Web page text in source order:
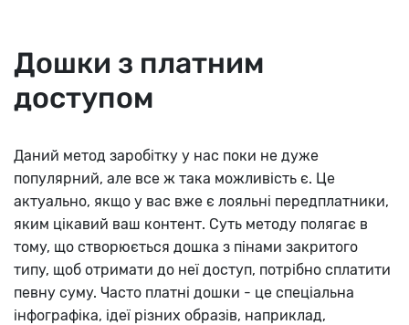
Дошки з платним
доступом
Даний метод заробітку у нас поки не дуже
популярний, але все ж така можливість є. Це
актуально, якщо у вас вже є лояльні передплатники,
яким цікавий ваш контент. Суть методу полягає в
тому, що створюється дошка з пінами закритого
типу, щоб отримати до неї доступ, потрібно сплатити
певну суму. Часто платні дошки - це спеціальна
інфографіка, ідеї різних образів, наприклад,